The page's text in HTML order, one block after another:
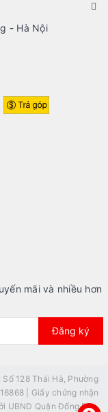
- Hà Nội
mãi và nhiều hơn
Đăng ký
128 Thái Hà, Phường
| Giấy chứng nhận
UBND Quận Đống Đa